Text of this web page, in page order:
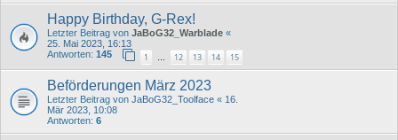
Happy Birthday, G-Rex!
Letzter Beitrag von JaBoG32_Warblade «
25. Mai 2023, 16:13
Antworten: 145 1 … 12 13 14 15
Beförderungen März 2023
Letzter Beitrag von JaBoG32_Toolface « 16.
Mär 2023, 10:08
Antworten: 6